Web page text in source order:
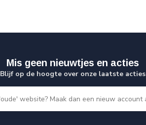
Mis geen nieuwtjes en acties
Blijf op de hoogte over onze laatste acties